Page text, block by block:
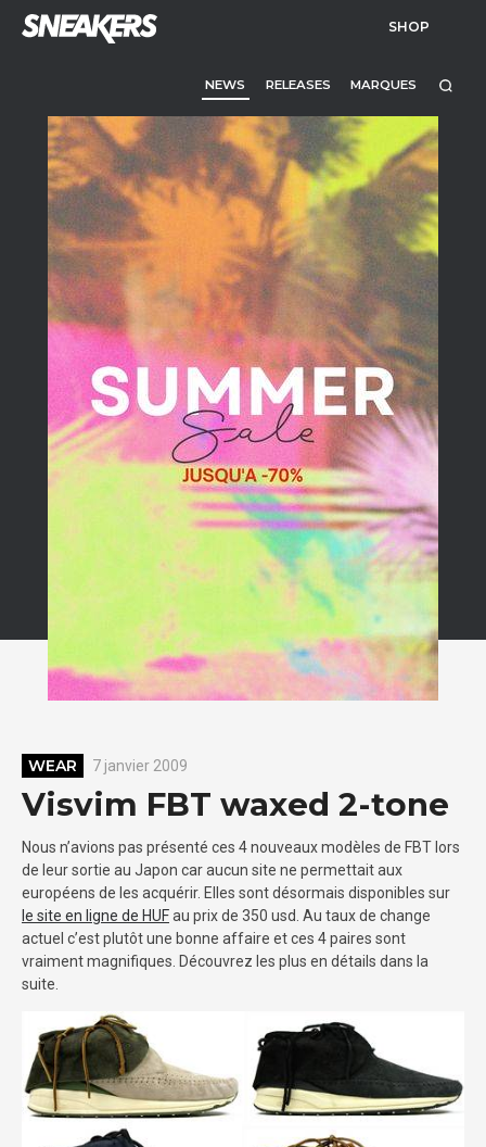
SHOP
NEWS RELEASES MARQUES
WEAR 7 janvier 2009
Visvim FBT waxed 2-tone
Nous n’avions pas présenté ces 4 nouveaux modèles de FBT lors
de leur sortie au Japon car aucun site ne permettait aux
européens de les acquérir. Elles sont désormais disponibles sur
le site en ligne de HUFau prix de 350 usd. Au taux de change
actuel c’est plutôt une bonne affaire et ces 4 paires sont
vraiment magnifiques. Découvrez les plus en détails dans la
suite.